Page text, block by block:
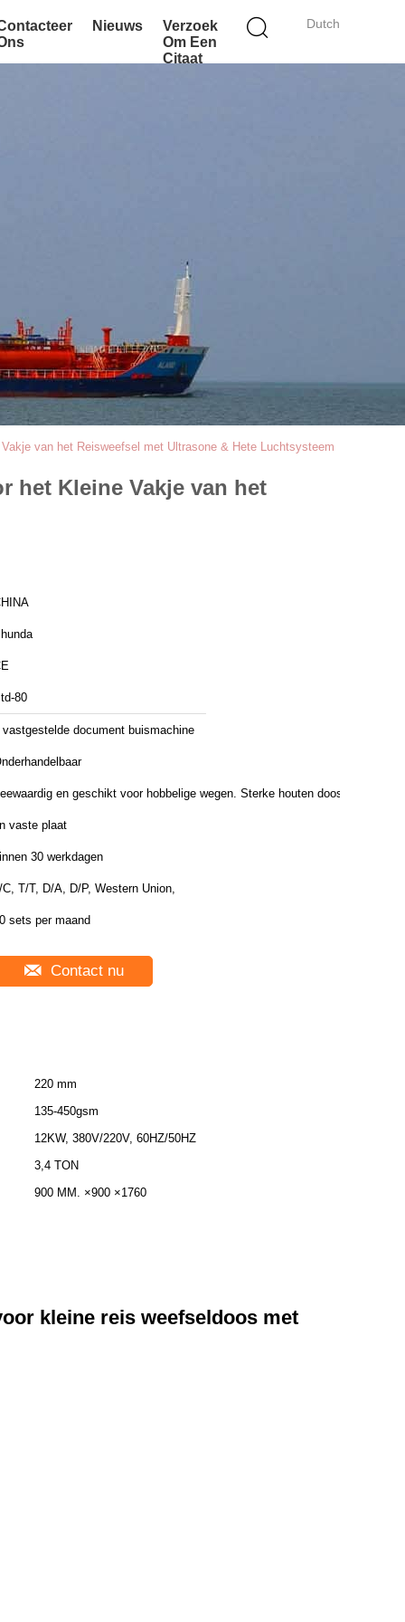
Dutch
Nieuws
Verzoek
Om Een
Citaat
van het Reisweefsel met Ultrasone & Hete Luchtsysteem
het Kleine Vakje van het
80
vastgestelde document buismachine
en geschikt voor hobbelige wegen. Sterke houten doos
vaste plaat
30 werkdagen
C, T/T, D/A, D/P, Western Union,
sets per maand
Contact nu
220 mm
135-450gsm
12KW, 380V/220V, 60HZ/50HZ
3,4 TON
900 MM. ×900 ×1760
kleine reis weefseldoos met